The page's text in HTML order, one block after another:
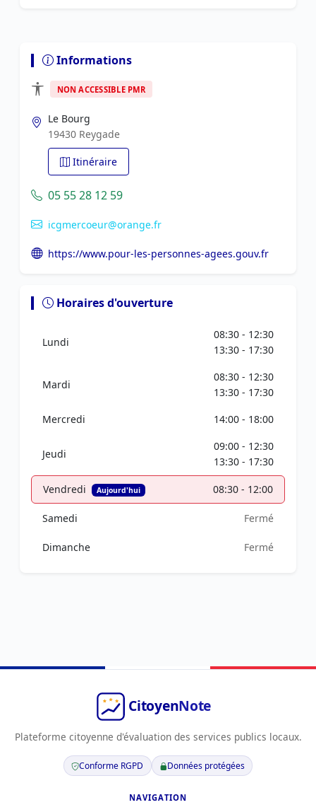
Informations
NON ACCESSIBLE PMR
Le Bourg
19430 Reygade
Itinéraire
05 55 28 12 59
icgmercoeur@orange.fr
https://www.pour-les-personnes-agees.gouv.fr
Horaires d'ouverture
Lundi
08:30 - 12:30
13:30 - 17:30
Mardi
08:30 - 12:30
13:30 - 17:30
Mercredi
14:00 - 18:00
Jeudi
09:00 - 12:30
13:30 - 17:30
Vendredi Aujourd'hui 08:30 - 12:00
Samedi Fermé
Dimanche Fermé
Plateforme citoyenne d'évaluation des services publics locaux.
Conforme RGPD Données protégées
NAVIGATION